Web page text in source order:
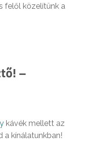
felől közelítünk a
–
kávék mellett az
a kínálatunkban!